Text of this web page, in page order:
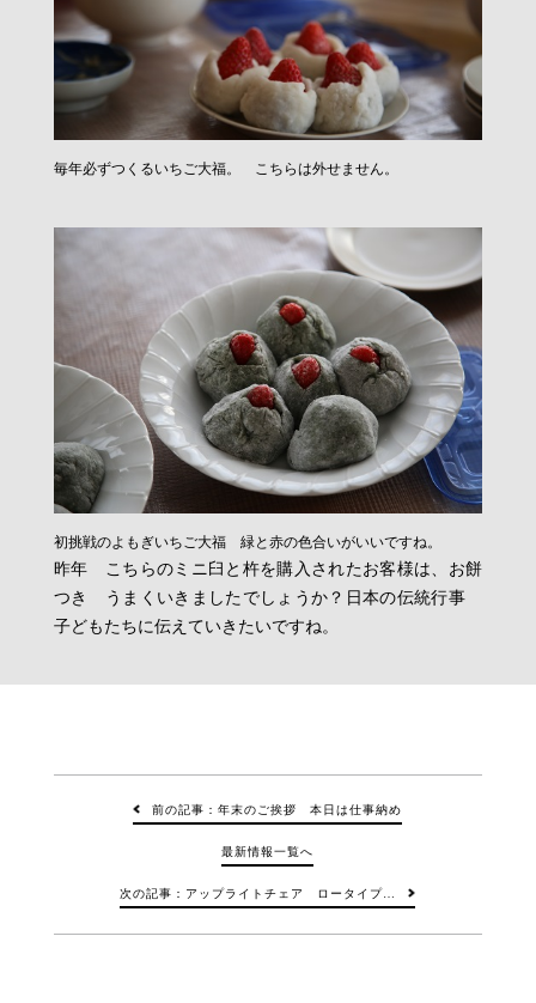
毎年必ずつくるいちご大福。 こちらは外せません。
初挑戦のよもぎいちご大福 緑と赤の色合いがいいですね。
昨年 こちらのミニ臼と杵を購入されたお客様は、お餅
つき うまくいきましたでしょうか？日本の伝統行事
子どもたちに伝えていきたいですね。
前の記事：年末のご挨拶 本日は仕事納め
最新情報一覧へ
次の記事：アップライトチェア ロータイプ…